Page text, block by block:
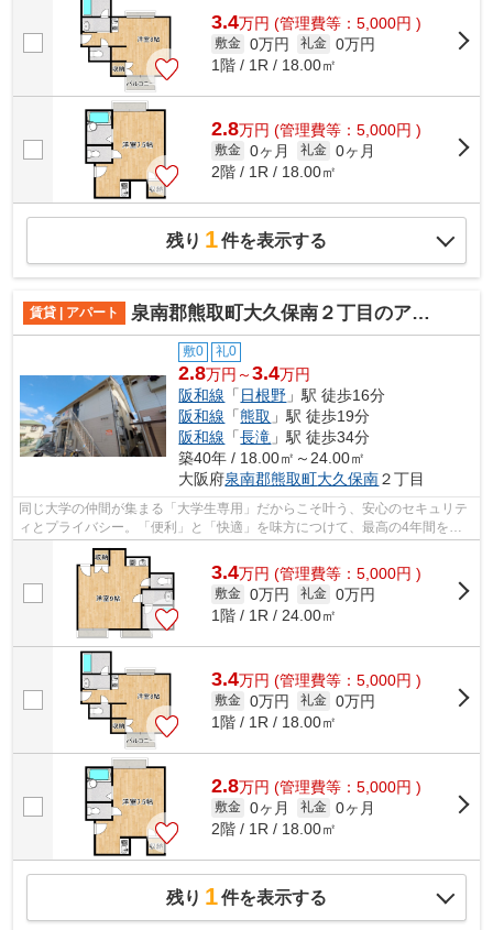
3.4万円 (管理費等：5,000円 )
敷金 0万円 礼金 0万円
1階 / 1R / 18.00㎡
2.8万円 (管理費等：5,000円 )
敷金 0ヶ月 礼金 0ヶ月
2階 / 1R / 18.00㎡
残り 1件を表示する
賃貸 | アパート 泉南郡熊取町大久保南２丁目のアパート
敷0 礼0
2.8万円～3.4万円
阪和線 「 日根野 」駅 徒歩16分
阪和線 「熊取 」駅 徒歩19分
阪和線 「長滝 」駅 徒歩34分
築40年 / 18.00㎡～24.00㎡
大阪府泉南郡熊取町大久保南２丁目
同じ大学の仲間が集まる「大学生専用」だからこそ叶う、安心のセキュリテ
ィとプライバシー。「便利」と「快適」を味方につけて、最高の4年間をこ
こからスタートさせませんか？暮らしの...
3.4万円 (管理費等：5,000円 )
敷金 0万円 礼金 0万円
1階 / 1R / 24.00㎡
3.4万円 (管理費等：5,000円 )
敷金 0万円 礼金 0万円
1階 / 1R / 18.00㎡
2.8万円 (管理費等：5,000円 )
敷金 0ヶ月 礼金 0ヶ月
2階 / 1R / 18.00㎡
残り 1件を表示する